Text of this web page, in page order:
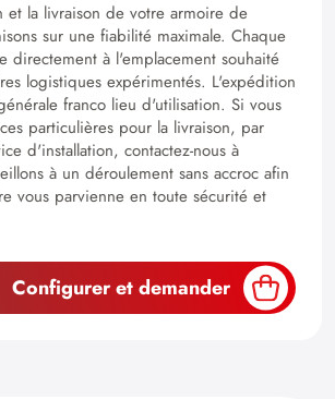
et la livraison de votre armoire de
sur une fiabilité maximale. Chaque
directement à l'emplacement souhaité
logistiques expérimentés. L'expédition
franco lieu d'utilisation. Si vous
particulières pour la livraison, par
d'installation, contactez-nous à
à un déroulement sans accroc afin
vous parvienne en toute sécurité et
Configurer et demander